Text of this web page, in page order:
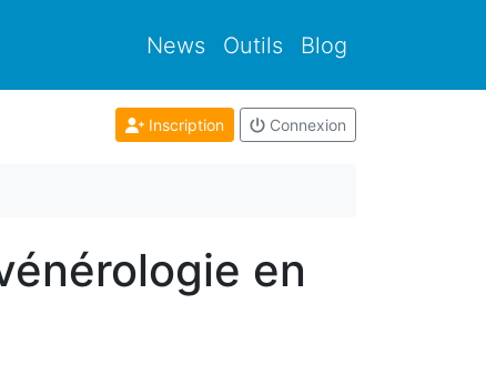
News Outils Blog
Inscription Connexion
en